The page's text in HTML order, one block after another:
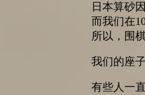
日本算砂
而我们在
所以，围
我们的座
有些人一